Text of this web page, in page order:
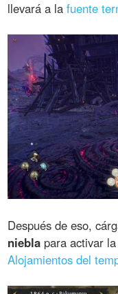
llevará a lafuente
Después de eso,
niebla para activar
Alojamientos del